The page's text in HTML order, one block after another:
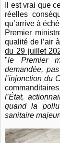
Il est vrai que
réelles
qu’arrive à
Premier
qualité de l’air
du 29 juillet
"le Premier
demandée,
l’injonction du
l’État,
quand la
sanitaire